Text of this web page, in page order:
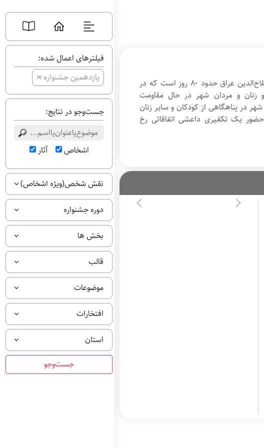
فیلترهای اعمال شده:
یازدهمین جشنواره+
جست‌وجو در نتایج:
اشخاص آثار
نقش شخص(ویژه اشخاص)
دوره جشنواره
بخش ها
قالب
موضوعات
افتخارات
استان
شهر آمرلی در استان صلاح‌الدین عراق حدود ۸۰ روز است که در
و مردان شهر در حال مقاومت
در پناهگاهی از کودکان و سایر زنان
یک تکفیری داعشی اتفاقاتی رخ